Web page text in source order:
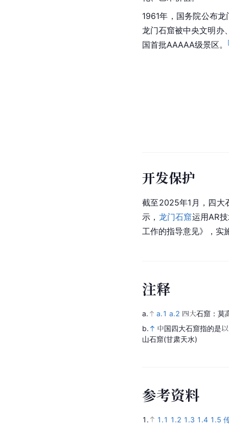
1961年，国务院公布
龙门石窟被中央文明办
国首批AAAAA级景区。
开发保护
截至2025年1月，四大
示， 龙门石窟运用AR
工作的指导意见》，实
注释
a. a.1 a.2 四大石窟：莫
b.
中国四大石窟指的是
山石窟(甘肃天水)
参考资料
1. 1.1 1.2 1.3 1.4 1.5